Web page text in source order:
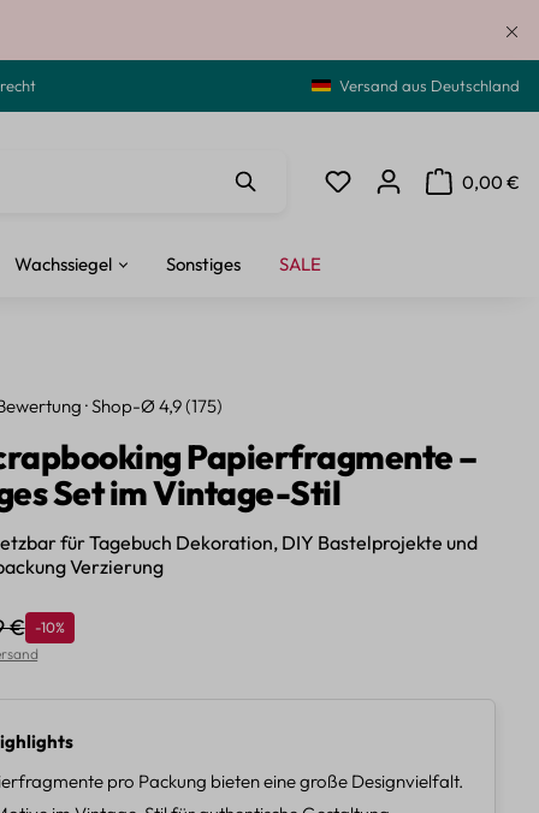
Versand aus Deutschland
Du hast 0 Produkte auf
0,00 €
Warenkorb
Wachssiegel Sonstiges SALE
· Shop-Ø 4,9 (175)
Papierfragmente –
Set im Vintage-Stil
für Tagebuch Dekoration, DIY Bastelprojekte und
Verzierung
Preis:
€ Rabatt
-10%
pro Packung bieten eine große Designvielfalt.